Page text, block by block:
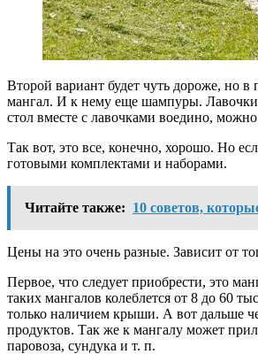
Второй вариант будет чуть дороже, но
мангал. И к нему еще шампуры. Лавочки
стол вместе с лавочками воедино,
Так вот, это все, конечно, хорошо. Но
готовыми комплектами и наборами.
Читайте также: 10 советов,
Цены на это очень разные. Зависит от
Первое, что следует приобрести, это
таких мангалов колеблется от 8 до 60
только наличием крыши. А вот дальше
продуктов. Так же к мангалу может
паровоза, сундука и т. п.